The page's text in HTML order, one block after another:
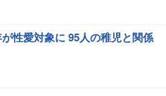
性愛対象に 95人の稚児と関係